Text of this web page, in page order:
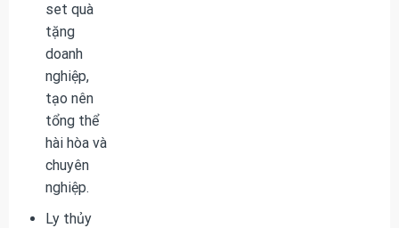
set quà
tặng
doanh
nghiệp,
tạo nên
tổng thể
hài hòa và
chuyên
nghiệp.
Ly thủy